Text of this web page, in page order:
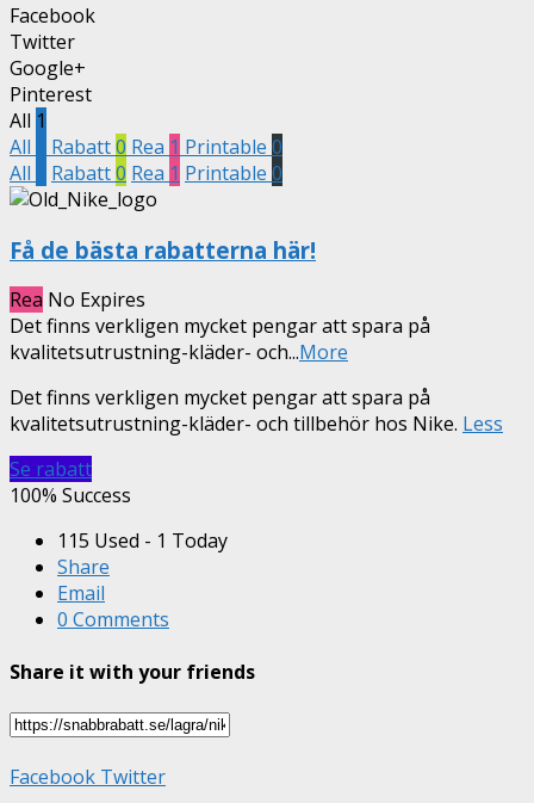
Facebook
Twitter
Google+
Pinterest
All 1
All
Rabatt0 Rea 1 Printable 0
All
Rabatt0 Rea 1 Printable 0
Få de bästa rabatterna här!
Rea No Expires
Det finns verkligen mycket pengar att spara på
kvalitetsutrustning-kläder- och...More
Det finns verkligen mycket pengar att spara på
kvalitetsutrustning-kläder- och tillbehör hos Nike. Less
Se rabatt
100% Success
115 Used - 1 Today
Share
Email
0 Comments
Share it with your friends
Facebook Twitter